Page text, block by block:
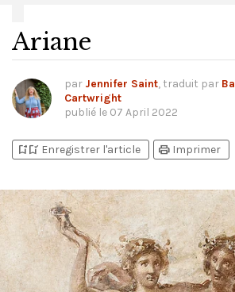
Ariane
par Jennifer Saint, traduit par
Cartwright
publié le 07 April 2022
bookmark_addbookmark_added Enregistrer l'article print Imprimer